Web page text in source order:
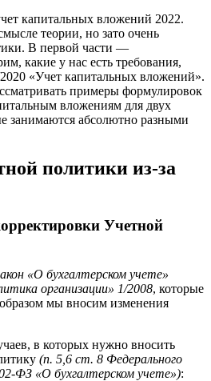
капитальных вложений 2022.
теории, но зато очень
В первой части —
какие у нас есть требования,
«Учет капитальных вложений».
примеры формулировок
вложениям для двух
занимаются абсолютно разными
политики из-за
Учетной
«О бухгалтерском учете»
организации» 1/2008, которые
мы вносим изменения
в которых нужно вносить
(п. 5,6 ст. 8 Федерального
ФЗ «О бухгалтерском учете»):